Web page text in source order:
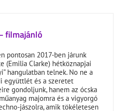
filmajánló
pontosan 2017-ben járunk
(Emilia Clarke) hétköznapjai
hangulatban telnek. No ne a
együttlét és a szeretet
gondoljunk, hanem az ócska
majomra és a vigyorgó
jászolra, amik tökéletesen